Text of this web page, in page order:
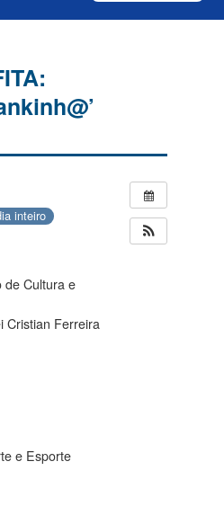
inteiro
de Cultura e
Cristian Ferreira
e Esporte